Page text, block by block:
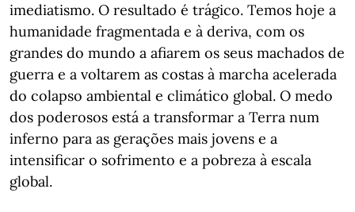
imediatismo. O resultado é trágico. Temos hoje a
humanidade fragmentada e à deriva, com os
grandes do mundo a afiarem os seus machados de
guerra e a voltarem as costas à marcha acelerada
do colapso ambiental e climático global. O medo
dos poderosos está a transformar a Terra num
inferno para as gerações mais jovens e a
intensificar o sofrimento e a pobreza à escala
global.